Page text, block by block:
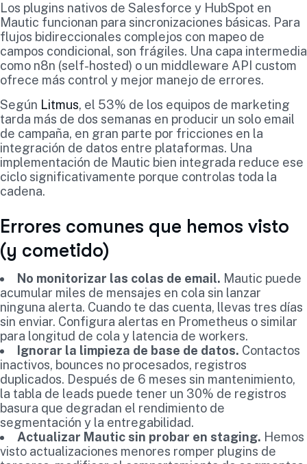
Los plugins nativos de Salesforce y HubSpot en
Mautic funcionan para sincronizaciones básicas. Para
flujos bidireccionales complejos con mapeo de
campos condicional, son frágiles. Una capa intermedia
como n8n (self-hosted) o un middleware API custom
ofrece más control y mejor manejo de errores.
Según Litmus, el 53% de los equipos de marketing
tarda más de dos semanas en producir un solo email
de campaña, en gran parte por fricciones en la
integración de datos entre plataformas. Una
implementación de Mautic bien integrada reduce ese
ciclo significativamente porque controlas toda la
cadena.
Errores comunes que hemos visto
(y cometido)
No monitorizar las colas de email. Mautic puede
acumular miles de mensajes en cola sin lanzar
ninguna alerta. Cuando te das cuenta, llevas tres días
sin enviar. Configura alertas en Prometheus o similar
para longitud de cola y latencia de workers.
Ignorar la limpieza de base de datos. Contactos
inactivos, bounces no procesados, registros
duplicados. Después de 6 meses sin mantenimiento,
la tabla de leads puede tener un 30% de registros
basura que degradan el rendimiento de
segmentación y la entregabilidad.
Actualizar Mautic sin probar en staging. Hemos
visto actualizaciones menores romper plugins de